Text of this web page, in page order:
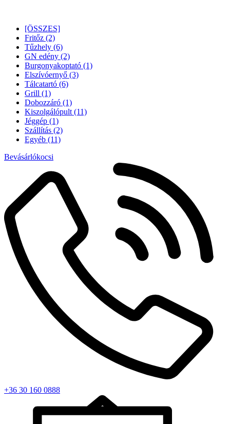
[ÖSSZES]
Fritőz (2)
Tűzhely (6)
GN edény (2)
Burgonyakoptató (1)
Elszívóernyő (3)
Tálcatartó (6)
Grill (1)
Dobozzáró (1)
Kiszolgálópult (11)
Jéggép (1)
Szállítás (2)
Egyéb (11)
Bevásárlókocsi
+36 30 160 0888